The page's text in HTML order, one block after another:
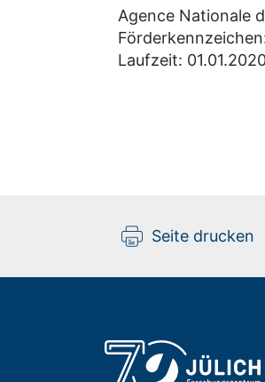
Agence Nationale
Laufzeit:
Seite drucken